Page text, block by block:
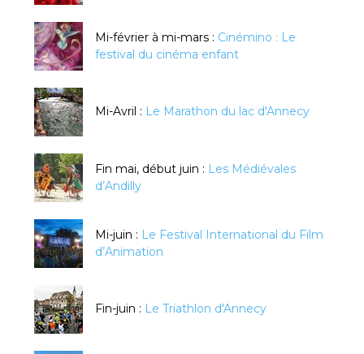
Mi-février à mi-mars : Cinémino : Le
festival du cinéma enfant
Mi-Avril : Le Marathon du lac d'Annecy
Fin mai, début juin : Les Médiévales
d’Andilly
Mi-juin : Le Festival International du Film
d’Animation
Fin-juin : Le Triathlon d'Annecy